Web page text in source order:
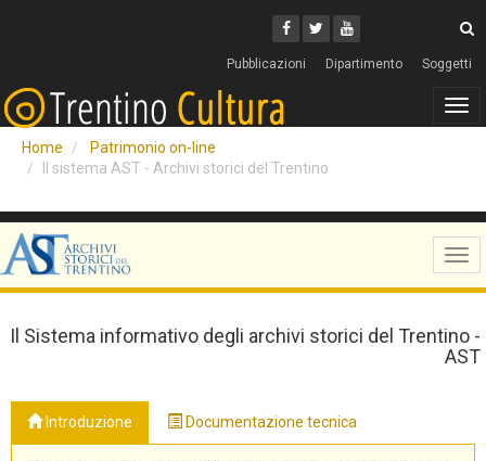
Facebook
Twitter
Youtube
Pubblicazioni Dipartimento Soggetti
Home
Patrimonio on-line
Il sistema AST - Archivi storici del Trentino
Il Sistema informativo degli archivi storici del Trentino -
AST
Introduzione Documentazione tecnica